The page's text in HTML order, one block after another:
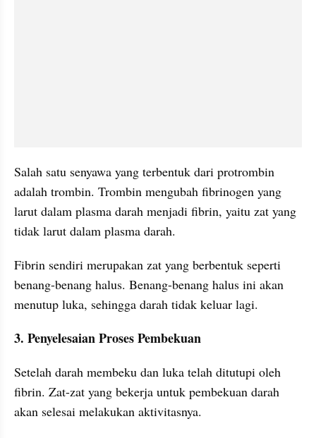
Salah satu senyawa yang terbentuk dari protrombin
adalah trombin. Trombin mengubah fibrinogen yang
larut dalam plasma darah menjadi fibrin, yaitu zat yang
tidak larut dalam plasma darah.
Fibrin sendiri merupakan zat yang berbentuk seperti
benang-benang halus. Benang-benang halus ini akan
menutup luka, sehingga darah tidak keluar lagi.
3. Penyelesaian Proses Pembekuan
Setelah darah membeku dan luka telah ditutupi oleh
fibrin. Zat-zat yang bekerja untuk pembekuan darah
akan selesai melakukan aktivitasnya.